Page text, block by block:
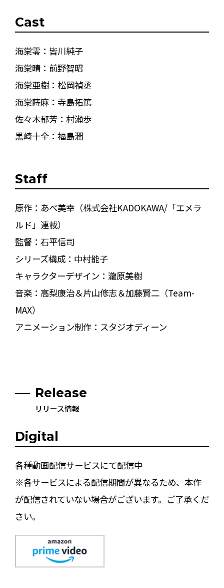
Cast
海棠零：皆川純子
海棠晴：前野智昭
海棠亜樹：松岡禎丞
海棠蒔麻：寺島拓篤
佐々木郁芳：村瀬歩
黒崎十全：福島潤
Staff
原作：あべ美幸（株式会社KADOKAWA/「エメラ
ルド」連載）
監督：石平信司
シリーズ構成：中村能子
キャラクターデザイン：瀧原美樹
音楽：高梨康治＆片山修志＆加藤賢二（Team-
MAX）
アニメーション制作：スタジオディーン
Release
リリース情報
Digital
各種動画配信サービスにて配信中
※各サービスによる配信期間が異なるため、本作
が配信されていない場合がございます。ご了承くだ
さい。